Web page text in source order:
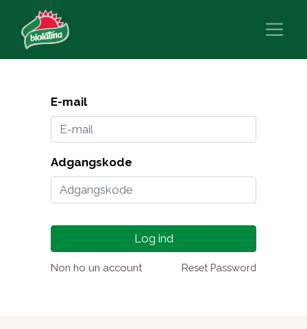
E-mail
Adgangskode
Log ind
Non ho un account Reset Password